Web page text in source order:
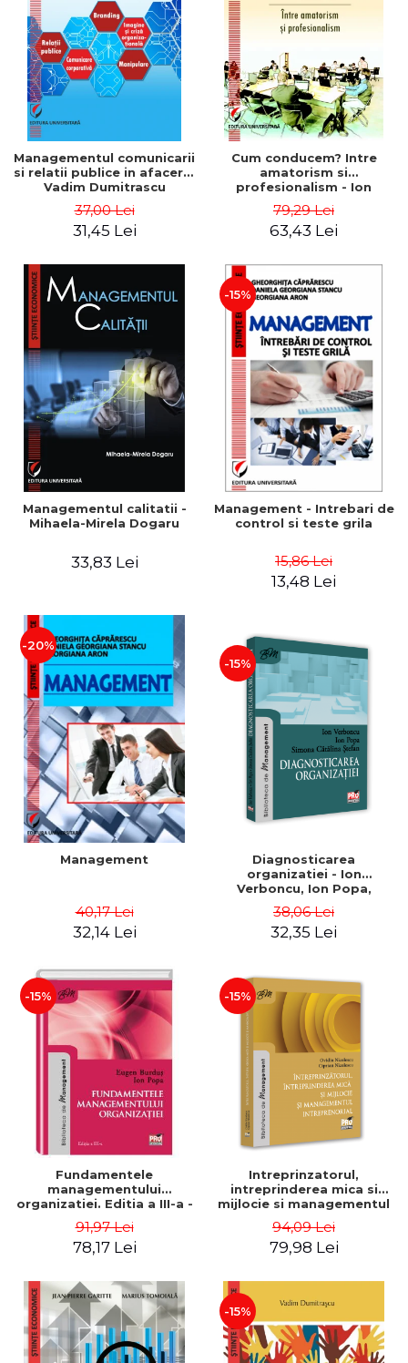
ADMINISTRATIVE
ȘTIINȚE ECONOMICE
ȘTIINȚE EXACTE
EDUCAȚIE FIZICĂ ȘI SPORT
PREUNIVERSITARIA
TIMP LIBER
ÎN CURS DE APARIȚIE
NOUTĂȚI
PACHETE DE STUDIU
PROMOȚIILE LUNII
ULTIMELE EXEMPLARE
Cum Cumpăr
Livrare
Politica de Retur
Formular de Retur
Distribuitori
Managementul comunicarii
si relatii publice in afaceri -
Vadim Dumitrascu
37,00 Lei
31,45 Lei
Cum conducem? Intre
amatorism si
profesionalism - Ion
79,29 Lei
63,43 Lei
Managementul calitatii -
Mihaela-Mirela Dogaru
33,83 Lei
-15%
Management - Intrebari de
control si teste grila
15,86 Lei
13,48 Lei
-20%
Management
40,17 Lei
32,14 Lei
-15%
Diagnosticarea
organizatiei - Ion
Verboncu, Ion Popa,
38,06 Lei
32,35 Lei
-15%
Fundamentele
managementului
organizatiei. Editia a III-a -
91,97 Lei
78,17 Lei
-15%
Intreprinzatorul,
intreprinderea mica si
mijlocie si managementul
Nicolescu, Ciprian
Nicolescu
94,09 Lei
79,98 Lei
-15%